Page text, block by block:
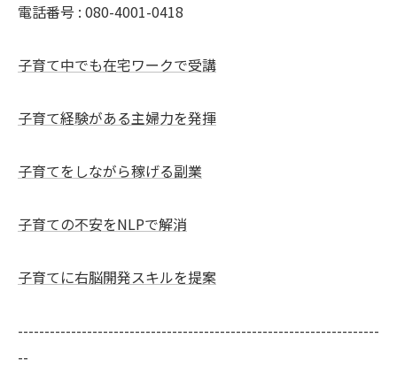
電話番号 : 080-4001-0418
子育て中でも在宅ワークで受講
子育て経験がある主婦力を発揮
子育てをしながら稼げる副業
子育ての不安をNLPで解消
子育てに右脳開発スキルを提案
--------------------------------------------------------------------
--